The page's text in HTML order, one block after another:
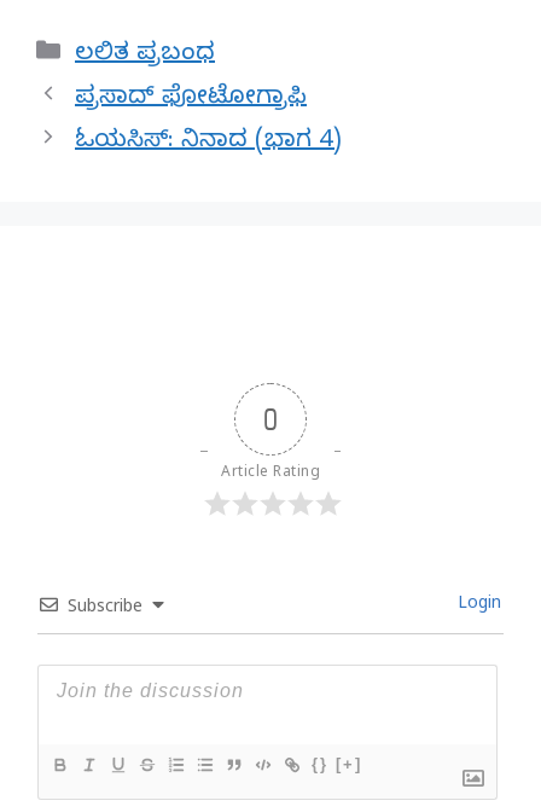
Categories
ಲಲಿತ ಪ್ರಬಂಧ
ಪ್ರಸಾದ್ ಫೋಟೋಗ್ರಾಫಿ
ಓಯಸಿಸ್: ನಿನಾದ (ಭಾಗ 4)
0
Article Rating
Subscribe Login
{} [+]